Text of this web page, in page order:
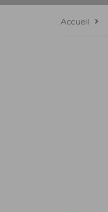
Accueil